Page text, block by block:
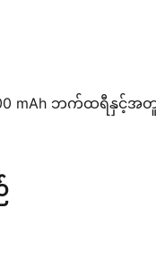
mAh ဘက်ထရီနှင့်အ